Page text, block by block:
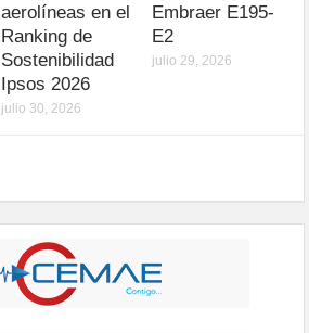
aerolíneas en el
Ranking de
Sostenibilidad
Ipsos 2026
julio 30, 2026
Embraer E195-
E2
julio 29, 2026